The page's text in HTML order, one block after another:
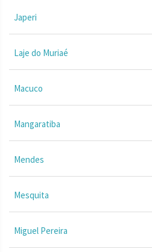
Japeri
Laje do Muriaé
Macuco
Mangaratiba
Mendes
Mesquita
Miguel Pereira